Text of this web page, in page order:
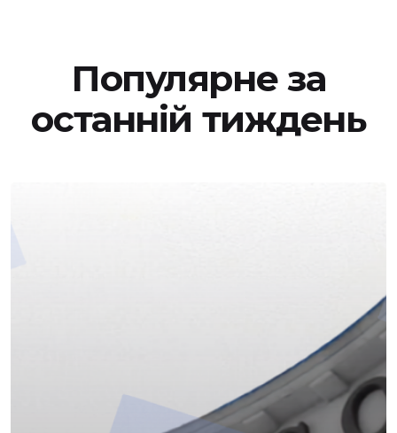
Популярне за
останній тиждень